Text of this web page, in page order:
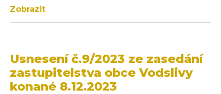
Zobrazit
Usnesení č.9/2023 ze zasedání
zastupitelstva obce Vodslivy
konané 8.12.2023